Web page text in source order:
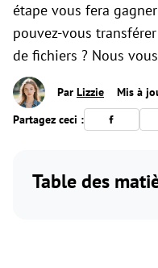
étape vous fera
pouvez-vous
de fichiers ? Nous
Par Lizzie
Mis à
Partagez ceci :
Table des